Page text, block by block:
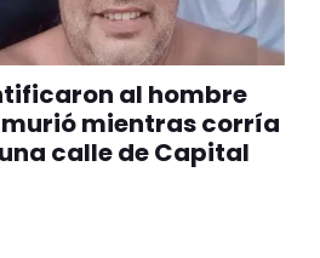
al hombre
mientras corría
calle de Capital